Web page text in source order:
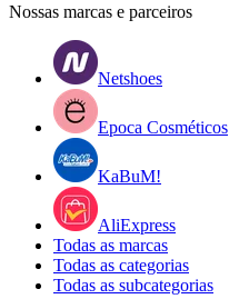
Nossas marcas e parceiros
Netshoes
Epoca Cosméticos
KaBuM!
AliExpress
Todas as marcas
Todas as categorias
Todas as subcategorias